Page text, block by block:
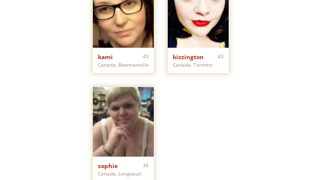
kami
45
Canada, Bowmanville
kizzington
43
Canada, Toronto
sophie
36
Canada, Longueuil